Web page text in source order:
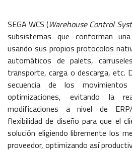
SEGA WCS (Warehouse Control
subsistemas que conforman
usando sus propios protocolos
automáticos de palets,
transporte, carga o descarga, etc.
secuencia de los
optimizaciones, evitando la
modificaciones a nivel de
flexibilidad de diseño para que el
solución eligiendo libremente los
proveedor, optimizando así